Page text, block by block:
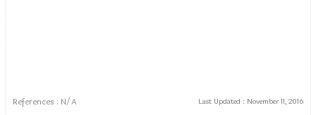
References : N/A Last Updated : November 11, 2016